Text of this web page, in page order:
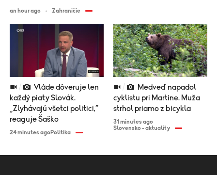
každý piaty Slovák.
„Zlyhávajú všetci politici,“
reaguje Šaško
24 minutes agoPolitika
cyklistu pri Martine. Muža
strhol priamo z bicykla
31 minutes ago
Slovensko - aktuality
an hour ago Zahraničie